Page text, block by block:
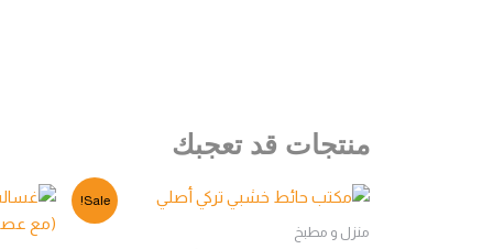
منتجات قد تعجبك
Sale!
منزل و مطبخ